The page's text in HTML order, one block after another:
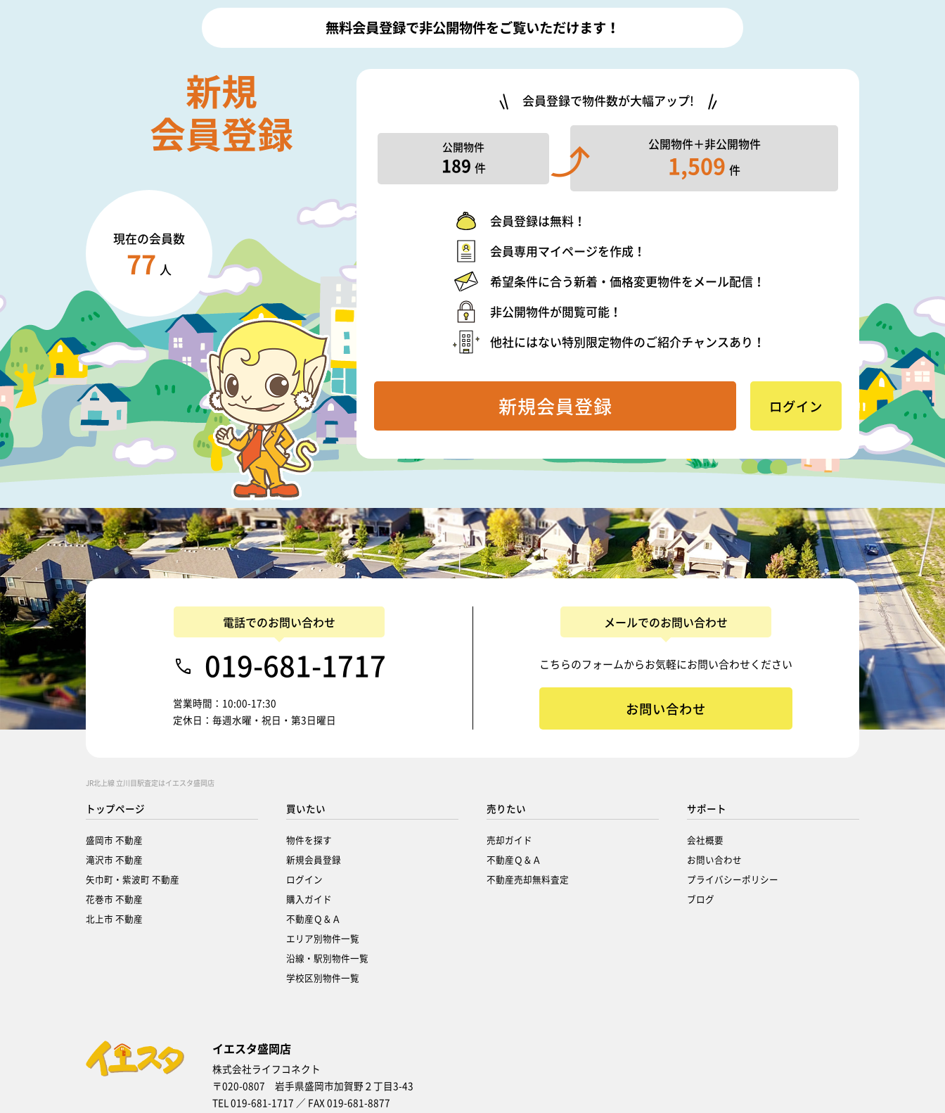
無料会員登録で非公開物件をご覧いただけます！
新規
会員登録
現在の会員数
77 人
会員登録で物件数が大幅アップ!
公開物件
189 件
公開物件＋非公開物件
1,509 件
会員登録は無料！
会員専用マイページを作成！
希望条件に合う新着・価格変更物件をメール配信！
非公開物件が閲覧可能！
他社にはない特別限定物件のご紹介チャンスあり！
新規会員登録 ログイン
電話でのお問い合わせ
019-681-1717
営業時間：10:00-17:30
定休日：毎週水曜・祝日・第3日曜日
メールでのお問い合わせ
こちらのフォームからお気軽にお問い合わせください
お問い合わせ
JR北上線 立川目駅査定はイエスタ盛岡店
トップページ
盛岡市 不動産
滝沢市 不動産
矢巾町・紫波町 不動産
花巻市 不動産
北上市 不動産
買いたい
物件を探す
新規会員登録
ログイン
購入ガイド
不動産Ｑ＆Ａ
エリア別物件一覧
沿線・駅別物件一覧
学校区別物件一覧
売りたい
売却ガイド
不動産Ｑ＆Ａ
不動産売却無料査定
サポート
会社概要
お問い合わせ
プライバシーポリシー
ブログ
イエスタ盛岡店
株式会社ライフコネクト
〒020-0807 岩手県盛岡市加賀野２丁目3-43
TEL 019-681-1717 ／ FAX 019-681-8877